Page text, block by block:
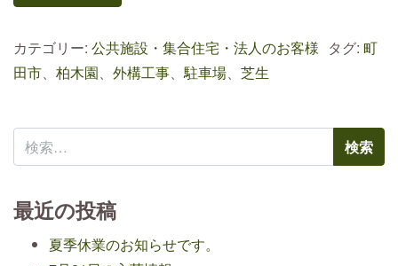
カテゴリー: 公共施設・集合住宅・法人のお客様 タグ: 町
田市、 柏木園、 外構工事、駐車場、 芝生
検索:
最近の投稿
夏季休業のお知らせです。